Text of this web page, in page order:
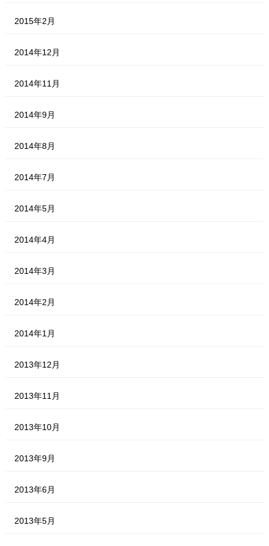
2015年2月
2014年12月
2014年11月
2014年9月
2014年8月
2014年7月
2014年5月
2014年4月
2014年3月
2014年2月
2014年1月
2013年12月
2013年11月
2013年10月
2013年9月
2013年6月
2013年5月